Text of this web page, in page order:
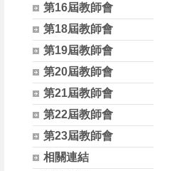
第16屆教師會
第18屆教師會
第19屆教師會
第20屆教師會
第21屆教師會
第22屆教師會
第23屆教師會
相關連結